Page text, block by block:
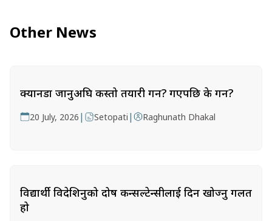
Other News
क्यानडा जानुअघि कस्तो तयारी गर्ने? गएपछि के गर्ने?
20 July, 2026 | Setopati | Raghunath Dhakal
विद्यार्थी विदेशिनुको दोष कन्सल्टेन्सीलाई दिन खोज्नु गलत
हो